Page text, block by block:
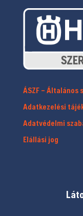
ÁSZF –
Adatkezelési
Adatvédelmi
Elállási jog